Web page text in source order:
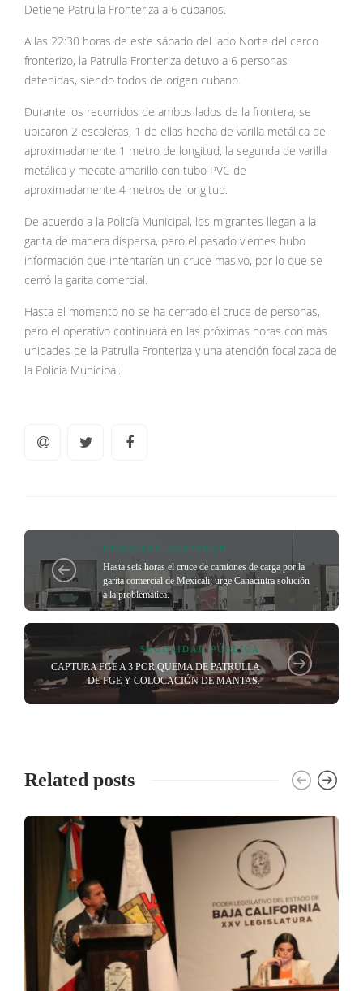
Detiene Patrulla Fronteriza a 6 cubanos.
A las 22:30 horas de este sábado del lado Norte del cerco
fronterizo, la Patrulla Fronteriza detuvo a 6 personas
detenidas, siendo todos de origen cubano.
Durante los recorridos de ambos lados de la frontera, se
ubicaron 2 escaleras, 1 de ellas hecha de varilla metálica de
aproximadamente 1 metro de longitud, la segunda de varilla
metálica y mecate amarillo con tubo PVC de
aproximadamente 4 metros de longitud.
De acuerdo a la Policía Municipal, los migrantes llegan a la
garita de manera dispersa, pero el pasado viernes hubo
información que intentarían un cruce masivo, por lo que se
cerró la garita comercial.
Hasta el momento no se ha cerrado el cruce de personas,
pero el operativo continuará en las próximas horas con más
unidades de la Patrulla Fronteriza y una atención focalizada de
la Policía Municipal.
NEGOCIOS SOCIEDAD
Hasta seis horas el cruce de camiones de carga por la
garita comercial de Mexicali; urge Canacintra solución
a la problemática.
SEGURIDAD PÚBLICA
CAPTURA FGE A 3 POR QUEMA DE PATRULLA
DE FGE Y COLOCACIÓN DE MANTAS.
Related posts